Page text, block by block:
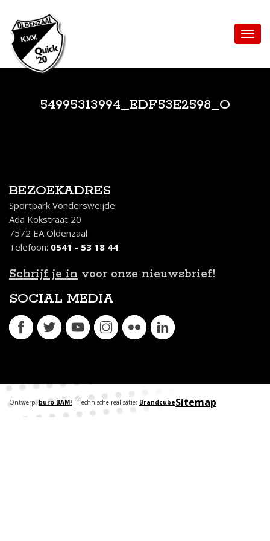
54995313994_EDF53E2598_O
BEZOEKADRES
Sportpark Vondersweijde
Ada Kokstraat 20
7572 EA Oldenzaal
Telefoon: 0541 - 53 18 44
Schrijf je in voor onze nieuwsbrief!
SOCIAL MEDIA
Sitemap
Ontwerp: buro BAM! | Technische realisatie: Brandcube